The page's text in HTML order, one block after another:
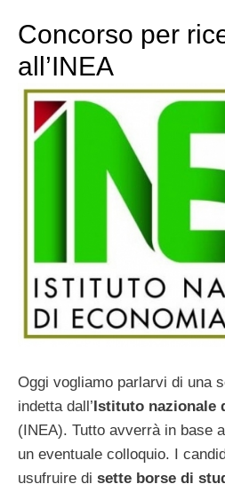
Concorso per
all’INEA
Oggi vogliamo parlarvi di una
indetta dall’Istituto nazionale
(INEA). Tutto avverrà in base
un eventuale colloquio. I
usufruire di sette borse di